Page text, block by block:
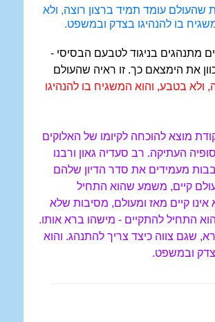
שהעולם עומד תמיד ברצון רוצה, ולא
בו להנהיגו בצדק ובמשפט.
מתנהגים בניגוד לטבעם הבסיסי -
את הימצאם כך. זו ראיה שהעולם
ולא בטבע, והוא המשגיח בו להנהיגו
מוצא להוכחה לקיומו של האלוקים
העתיקה. רב סעדיה גאון ורבנו
מעמידים את סדר הדיון שלהם
קיים, משמע שהוא התחיל
קיים מאז ומעולם, מסיבות שלא
התחיל להתקיים - מישהו ברא אותו.
שגם צווה כיצד צריך להתנהג. והוא
ובמשפט.